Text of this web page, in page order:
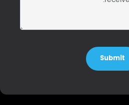
Submit